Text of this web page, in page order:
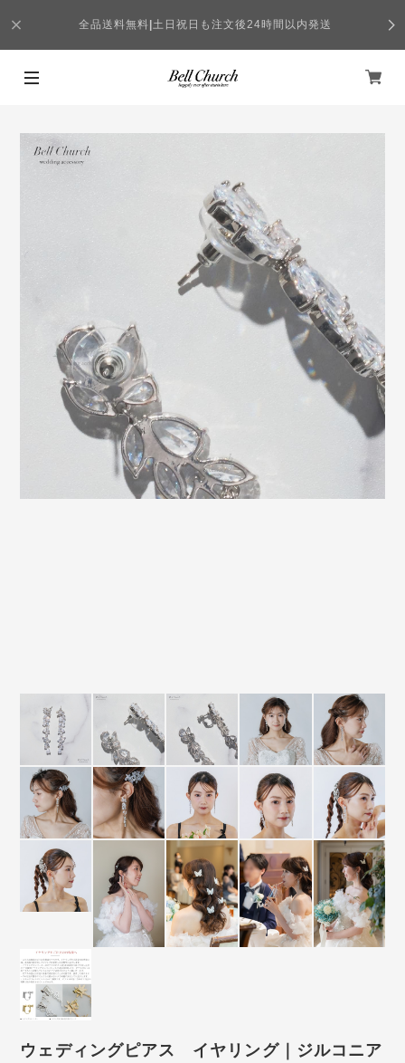
全品送料無料 土日祝日も注文後24時間以内発送
ウェディングピアス イヤリング｜ジルコニア